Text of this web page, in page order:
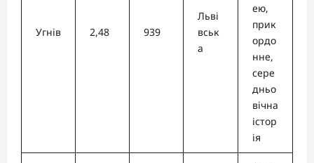
Угнів 2,48 939
Льві
вськ
а
ею,
прик
ордо
нне,
сере
дньо
вічна
істор
ія